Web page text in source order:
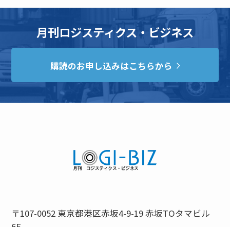
月刊ロジスティクス・ビジネス
購読のお申し込みはこちらから
〒107-0052 東京都港区赤坂4-9-19 赤坂TOタマビル